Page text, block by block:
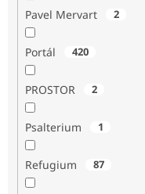
Pavel Mervart 2
Portál 420
PROSTOR 2
Psalterium 1
Refugium 87